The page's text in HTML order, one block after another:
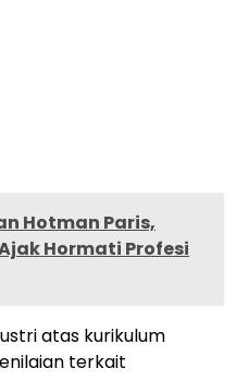
Hotman Paris,
Ajak Hormati Profesi
atas kurikulum
terkait